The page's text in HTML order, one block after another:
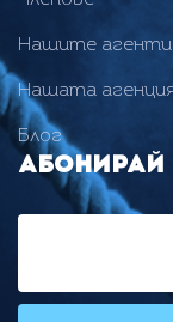
Нашите агенти
Нашата агенция
Блог
Абонирай